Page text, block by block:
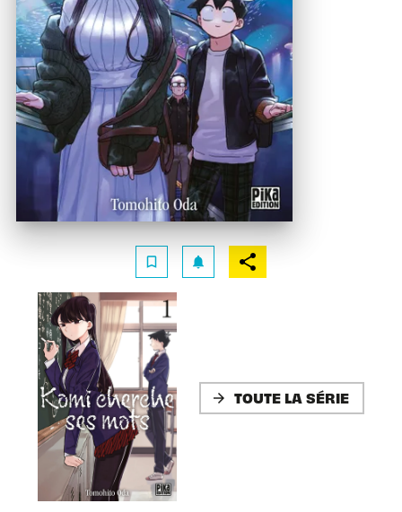
bookmark_border notifications
arrow_forward TOUTE LA SÉRIE